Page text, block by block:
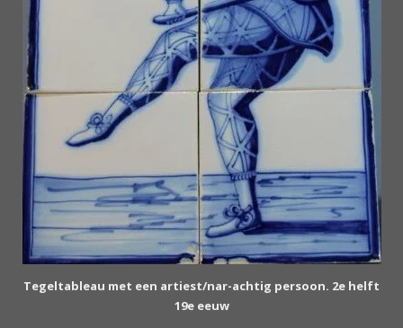
Tegeltableau met een artiest/nar-achtig persoon. 2e helft
19e eeuw